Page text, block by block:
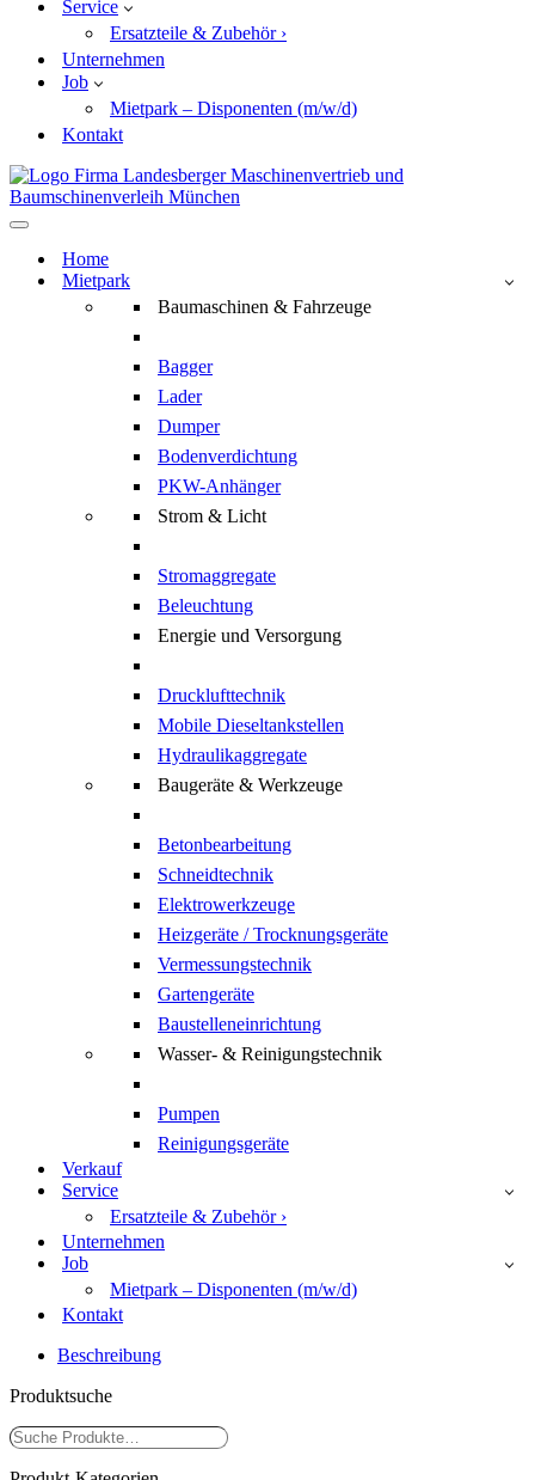
Service
Ersatzteile & Zubehör ›
Unternehmen
Job
Mietpark – Disponenten (m/w/d)
Kontakt
Navigationsmenü
Home
Mietpark
Baumaschinen & Fahrzeuge
Bagger
Lader
Dumper
Bodenverdichtung
PKW-Anhänger
Strom & Licht
Stromaggregate
Beleuchtung
Energie und Versorgung
Drucklufttechnik
Mobile Dieseltankstellen
Hydraulikaggregate
Baugeräte & Werkzeuge
Betonbearbeitung
Schneidtechnik
Elektrowerkzeuge
Heizgeräte / Trocknungsgeräte
Vermessungstechnik
Gartengeräte
Baustelleneinrichtung
Wasser- & Reinigungstechnik
Pumpen
Reinigungsgeräte
Verkauf
Service
Ersatzteile & Zubehör ›
Unternehmen
Job
Mietpark – Disponenten (m/w/d)
Kontakt
Beschreibung
Produktsuche
Suchen